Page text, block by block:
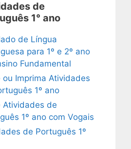
de
1° ano
de Língua
para 1º e 2º ano
Fundamental
ou Imprima Atividades
1º ano
Atividades de
1º ano com Vogais
de Português 1º